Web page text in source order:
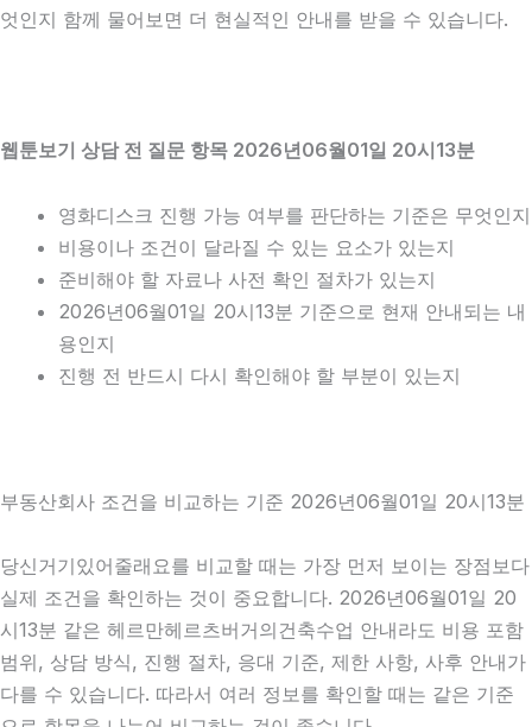
엇인지 함께 물어보면 더 현실적인 안내를 받을 수 있습니다.
웹툰보기 상담 전 질문 항목 2026년06월01일 20시13분
영화디스크 진행 가능 여부를 판단하는 기준은 무엇인지
비용이나 조건이 달라질 수 있는 요소가 있는지
준비해야 할 자료나 사전 확인 절차가 있는지
2026년06월01일 20시13분 기준으로 현재 안내되는 내
용인지
진행 전 반드시 다시 확인해야 할 부분이 있는지
부동산회사 조건을 비교하는 기준 2026년06월01일 20시13분
당신거기있어줄래요를 비교할 때는 가장 먼저 보이는 장점보다
실제 조건을 확인하는 것이 중요합니다. 2026년06월01일 20
시13분 같은 헤르만헤르츠버거의건축수업 안내라도 비용 포함
범위, 상담 방식, 진행 절차, 응대 기준, 제한 사항, 사후 안내가
다를 수 있습니다. 따라서 여러 정보를 확인할 때는 같은 기준